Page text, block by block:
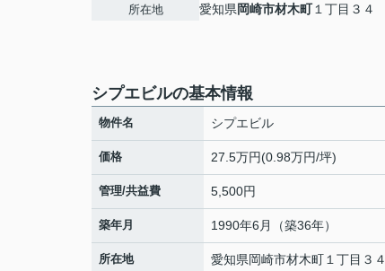
所在地 愛知県岡崎市材木町１丁目３４
シプエビルの基本情報
物件名 シプエビル
価格 27.5万円(0.98万円/坪)
管理/共益費 5,500円
築年月 1990年6月（築36年）
所在地 愛知県岡崎市材木町 １丁目３４